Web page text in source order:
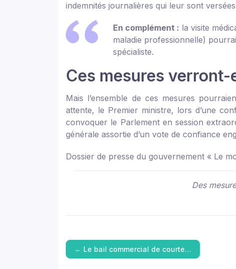
indemnités journalières qui leur sont
En complément : la visite
maladie professionnelle)
spécialiste.
Ces mesures verront-
Mais l’ensemble de ces mesures
attente, le Premier ministre, lors d’une
convoquer le Parlement en session
générale assortie d’un vote de confiance
Dossier de presse du gouvernement « Le
Des
← Le bail commercial de courte…